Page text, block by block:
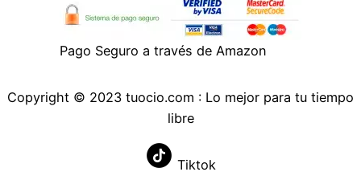
Pago Seguro a través de Amazon
Copyright © 2023 tuocio.com : Lo mejor para tu tiempo
libre
Tiktok